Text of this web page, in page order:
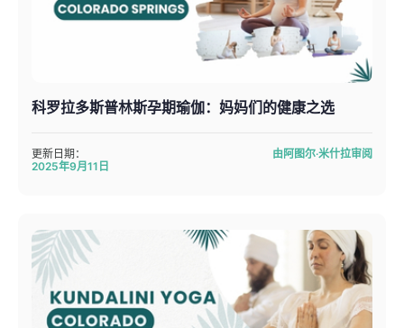
科罗拉多斯普林斯孕期瑜伽：妈妈们的健康之选
更新日期：
2025年9月11日
由阿图尔·米什拉审阅